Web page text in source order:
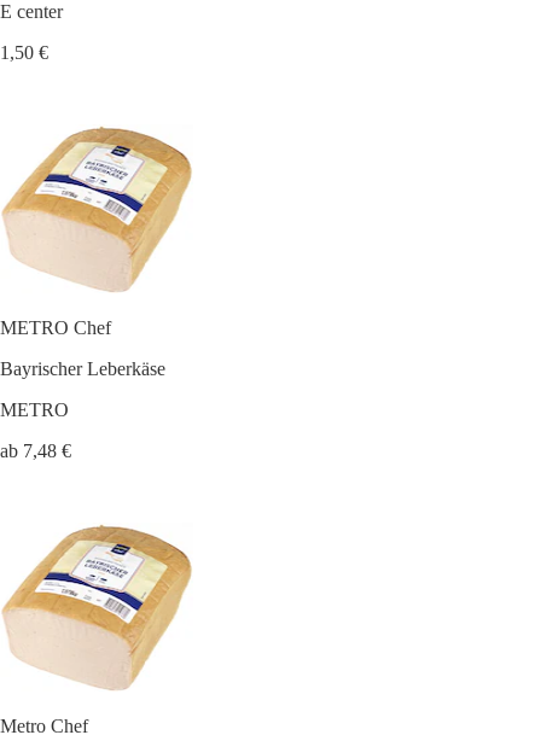
E center
1,50 €
METRO Chef
Bayrischer Leberkäse
METRO
ab 7,48 €
Metro Chef